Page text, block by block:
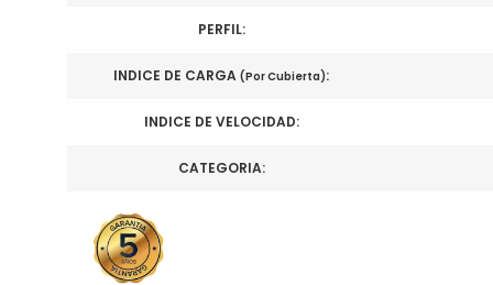
PERFIL:
INDICE DE CARGA (Por Cubierta):
INDICE DE VELOCIDAD:
CATEGORIA: